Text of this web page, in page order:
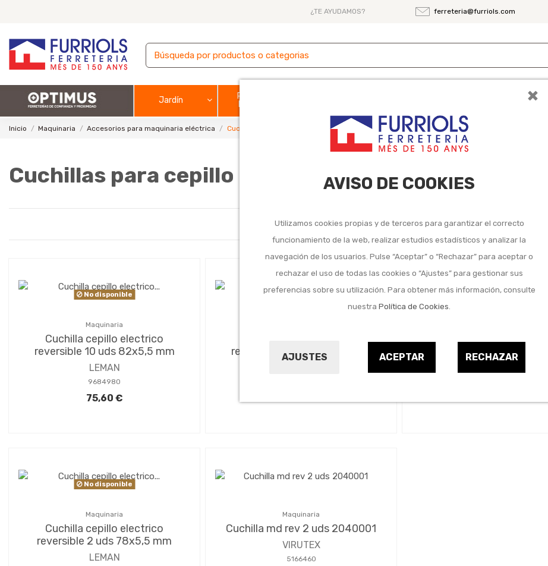
×
AVISO DE COOKIES
Utilizamos cookies propias y de terceros para garantizar el correcto
funcionamiento de la web, realizar estudios estadísticos y analizar la
navegación de los usuarios. Pulse “Aceptar” o “Rechazar” para aceptar o
rechazar el uso de todas las cookies o “Ajustes” para gestionar sus
preferencias sobre su utilización. Para obtener más información, consulte
nuestraPolítica de Cookies.
AJUSTES ACEPTAR RECHAZAR
¿TE AYUDAMOS? ferreteria@furriols.com
Jardín
Pintura y
Inicio Maquinaria Accesorios para maquinaria eléctrica Cuchillas para cepillo eléctrico
Cuchillas para cepillo eléctrico
No disponible
Maquinaria
Cuchilla cepillo electrico
reversible 10 uds 82x5,5 mm
LEMAN
9684980
75,60 €
No disponible
reversible 10 uds 78x5,5 mm
No disponible
Cuchilla cepillo
reversible 2 uds 82x5,5
No disponible
Maquinaria
Cuchilla cepillo electrico
reversible 2 uds 78x5,5 mm
LEMAN
Maquinaria
Cuchilla md rev 2 uds 2040001
VIRUTEX
5166460